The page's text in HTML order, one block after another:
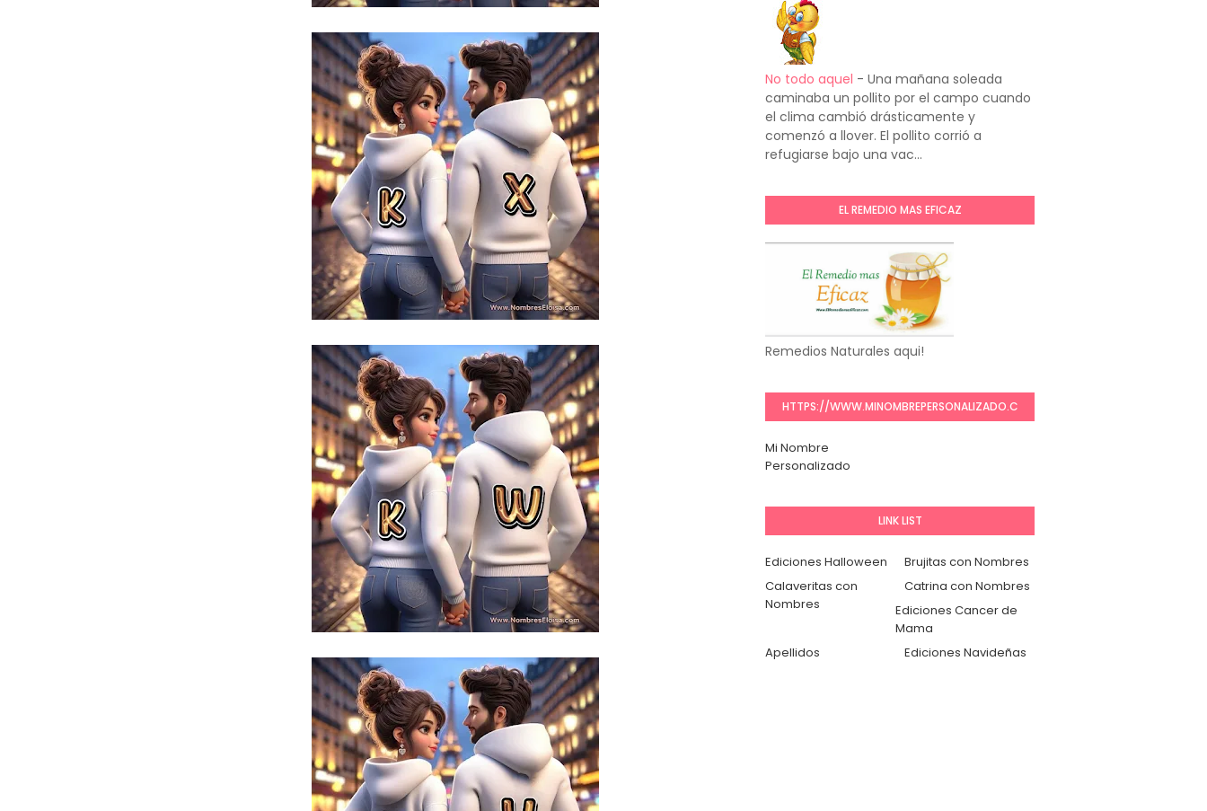
No todo aquel - Una mañana soleada
caminaba un pollito por el campo cuando
el clima cambió drásticamente y
comenzó a llover. El pollito corrió a
refugiarse bajo una vac...
EL REMEDIO MAS EFICAZ
Remedios Naturales aqui!
HTTPS://WWW.MINOMBREPERSONALIZADO.C
Mi Nombre
Personalizado
LINK LIST
Ediciones Halloween
Brujitas con Nombres
Calaveritas con
Nombres
Catrina con Nombres
Ediciones Cancer de
Mama
Ediciones Navideñas
Apellidos